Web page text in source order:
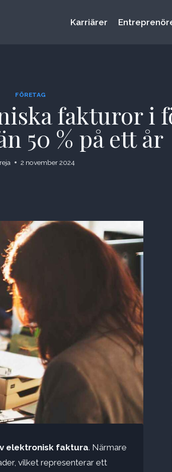
Karriärer
FÖRETAG
fakturor i
50 % på ett år
2 november 2024
elektronisk faktura. Närmare
vilket representerar ett